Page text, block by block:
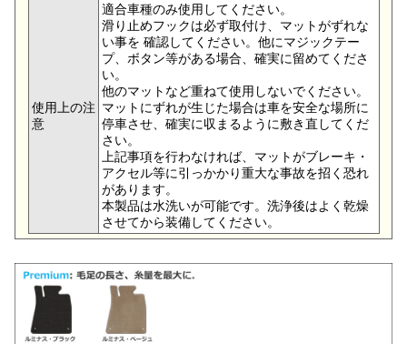
使用上の注
意
適合車種のみ使用してください。
滑り止めフックは必ず取付け、マットがずれな
い事を 確認してください。他にマジックテー
プ、ボタン等がある場合、確実に留めてくださ
い。
他のマットなど重ねて使用しないでください。
マットにずれが生じた場合は車を安全な場所に
停車させ、確実に収まるように敷き直してくだ
さい。
上記事項を行わなければ、マットがブレーキ・
アクセル等に引っかかり重大な事故を招く恐れ
があります。
本製品は水洗いが可能です。洗浄後はよく乾燥
させてから装備してください。